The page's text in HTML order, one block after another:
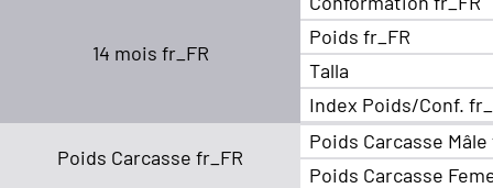
14 mois fr_FR
Poids fr_FR
Talla
Index Poids/Conf.
Poids Carcasse fr_FR
Poids Carcasse Mâle
Poids Carcasse